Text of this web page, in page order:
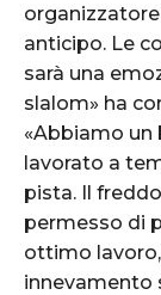
anticipo. Le
sarà una
slalom» ha
«Abbiamo un
lavorato a
pista. Il
permesso di
ottimo
innevamento